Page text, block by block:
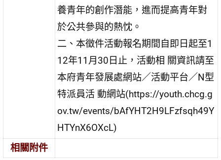
養青年的創作潛能，進而提高青年對
於公共參與的熱忱。
二、本徵件活動報名期間自即日起至1
12年11月30日止，活動相 關資訊請至
本府青年發展處網站／活動平台／N型
特派員活 動網站(https://youth.chcg.g
ov.tw/events/bAfYHT2H9LFzfsqh49Y
HTYnX6OXcL)
相關附件